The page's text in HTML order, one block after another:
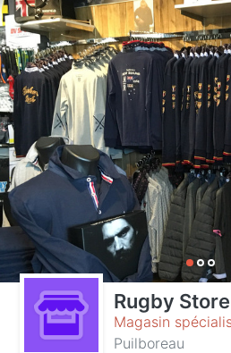
Rugby
Magasin
Puilboreau